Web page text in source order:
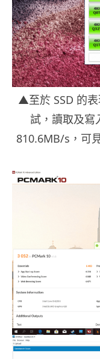
▲至於 SSD 的
試，讀取及寫
810.6MB/s，可